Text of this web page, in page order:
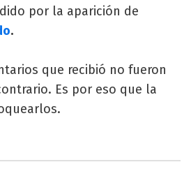
por la aparición de
.
que recibió no fueron
Es por eso que la